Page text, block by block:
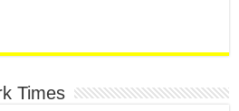
Times